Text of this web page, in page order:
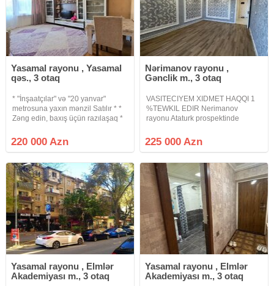
Yasamal rayonu , Yasamal
qəs., 3 otaq
* "İnşaatçılar" və "20 yanvar"
metrosuna yaxın mənzil Satılır * *
Zəng edin, baxış üçün razılaşaq *
və şəffaf şəkildə aparılır * *
Binanın tipi : köhnə tikili
220 000 Azn
Nərimanov rayonu ,
Gənclik m., 3 otaq
VASITECIYEM XIDMET HAQQI 1
%TEWKIL EDIR Nerimanov
rayonu Ataturk prospektinde
menzil satilir.2nin 3 e deyisdirilib,
temirlidi, su, qaz, iwiq, lift
deyilmir.Saat
225 000 Azn
Yasamal rayonu , Elmlər
Akademiyası m., 3 otaq
Yasamal rayonu , Elmlər
Akademiyası m., 3 otaq